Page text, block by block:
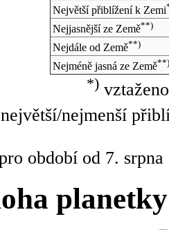
Největší přiblížení k Zemi
Nejjasnější ze Země**)
Nejdále od Země**)
Nejméně jasná ze Země**)
*)
nejmenší
období od 7.